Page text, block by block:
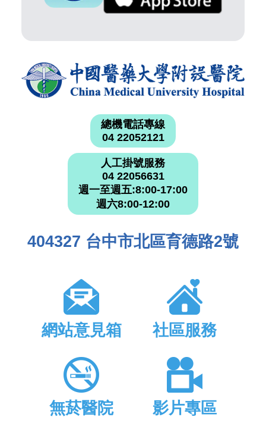
總機電話專線
04 22052121
人工掛號服務
04 22056631
週一至週五:8:00-17:00
週六8:00-12:00
404327 台中市北區育德路2號
網站意見箱 社區服務
無菸醫院 影片專區